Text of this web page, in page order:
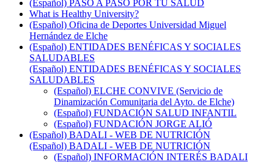
(Español) PASO A PASO POR TU SALUD
What is Healthy University?
(Español) Oficina de Deportes Universidad Miguel
Hernández de Elche
(Español) ENTIDADES BENÉFICAS Y SOCIALES
SALUDABLES
(Español) ENTIDADES BENÉFICAS Y SOCIALES
SALUDABLES
(Español) ELCHE CONVIVE (Servicio de
Dinamización Comunitaria del Ayto. de Elche)
(Español) FUNDACIÓN SALUD INFANTIL
(Español) FUNDACIÓN JORGE ALIÓ
(Español) BADALI - WEB DE NUTRICIÓN
(Español) BADALI - WEB DE NUTRICIÓN
(Español) INFORMACIÓN INTERÉS BADALI